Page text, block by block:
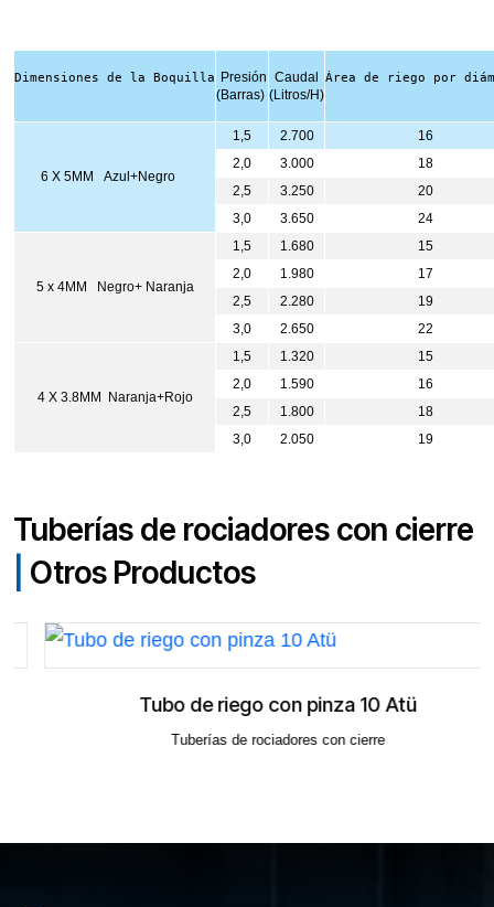
Dimensiones de la Boquilla
Presión
(Barras)
Caudal
(Litros/H)
Área de riego por
6 X 5MM Azul+Negro
1,5 2.700
16
2,0
3.000
18
2,5
3.250
20
3,0
3.650 24
5 x 4MM Negro+ Naranja
1,5 1.680
15
2,0
1.980
17
2,5
2.280
19
3,0
2.650 22
4 X 3.8MM Naranja+Rojo
1,5 1.320
15
2,0
1.590
16
2,5
1.800
18
3,0
2.050 19
Tuberías de rociadores con cierre
Otros Productos
Tubo de riego con pinza 10 Atü
Tuberías de rociadores con cierre